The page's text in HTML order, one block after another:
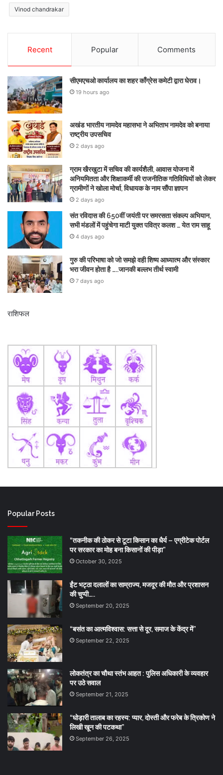
Vinod chandrakar
Recent Popular Comments
सीएमएचओ कार्यालय का शहर कॉंग्रेस कमेटी द्वारा घेराव।
19 hours ago
अखंड भारतीय नामदेव महासभा ने अभिताभ नामदेव को बनाया
राष्ट्रीय उपसचिव
2 days ago
ग्राम खैरखुटा में सचिव की कार्यशैली, आवास योजना में
अनियमितता और शिक्षाकर्मी की राजनीतिक गतिविधियों को लेकर
ग्रामीणों ने खोला मोर्चा, विधायक के नाम सौंपा ज्ञापन
2 days ago
संत रविदास की 650वीं जयंती पर समरसता संकल्प अभियान,
सभी मंडलों में पहुंचेगा माटी युक्त पवित्र कलश … येत राम साहू
4 days ago
गुरु की परिभाषा को जो समझे वही शिष्य आध्यात्म और संस्कार
भरा जीवन होता है …..जानकी बल्लभ तीर्थ स्वामी
7 days ago
राशिफल
Popular Posts
“तकनीक की ठोकर से टूटा किसान का धैर्य – एग्रीटेक पोर्टल
पर सरकार का मोह बना किसानों की पीड़ा”
October 30, 2025
ईंट भट्ठा दलालों का साम्राज्य, मजदूर की मौत और प्रशासन
की चुप्पी…..
September 20, 2025
“बसंत का आत्मविश्वास: सत्ता से दूर, समाज के केंद्र में”
September 22, 2025
लोकतंत्र का चौथा स्तंभ आहत : पुलिस अधिकारी के व्यवहार
पर उठे सवाल
September 21, 2025
“घोड़ारी तालाब का रहस्य: प्यार, दोस्ती और फरेब के त्रिकोण ने
लिखी खून की पटकथा”
September 26, 2025